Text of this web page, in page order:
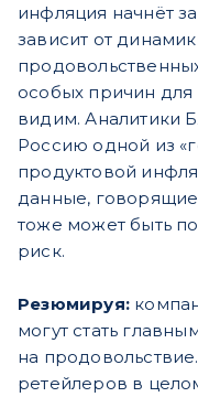
инфляция начнёт
зависит от
особых причин
видим. Аналитики
Россию одной из
продуктовой
данные, говорящие
тоже может быть
риск.
Резюмируя:
могут стать
на
ретейлеров в